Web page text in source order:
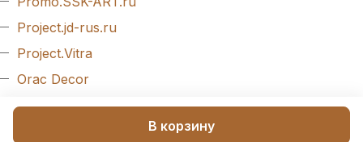
В корзину
Project.jd-rus.ru
Project.Vitra
Orac Decor
Evroplast